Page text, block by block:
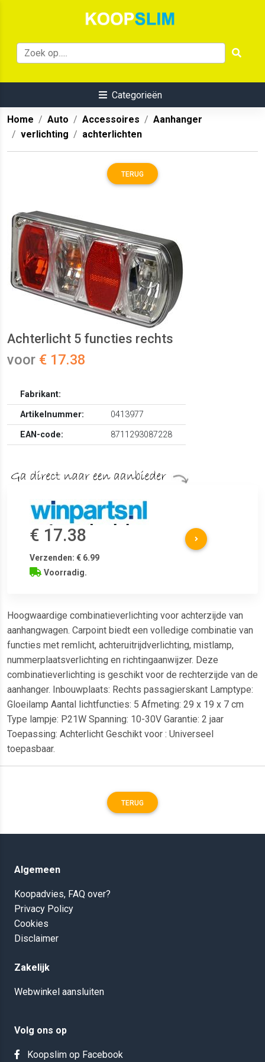
Categorieën
Home Auto Accessoires
Aanhanger
verlichting
achterlichten
TERUG
Achterlicht 5 functies rechts
voor € 17.38
Fabrikant:
Artikelnummer:
0413977
EAN-code:
8711293087228
€ 17.38
Verzenden: € 6.99
Voorradig.
Hoogwaardige combinatieverlichting voor achterzijde van
aanhangwagen. Carpoint biedt een volledige combinatie van
functies met remlicht, achteruitrijdverlichting, mistlamp,
nummerplaatsverlichting en richtingaanwijzer. Deze
combinatieverlichting is geschikt voor de rechterzijde van de
aanhanger. Inbouwplaats: Rechts passagierskant Lamptype:
Gloeilamp Aantal lichtfuncties: 5 Afmeting: 29 x 19 x 7 cm
Type lampje: P21W Spanning: 10-30V Garantie: 2 jaar
Toepassing: Achterlicht Geschikt voor : Universeel
toepasbaar.
TERUG
Algemeen
Koopadvies, FAQ over?
Privacy Policy
Cookies
Disclaimer
Zakelijk
Webwinkel aansluiten
Volg ons op
Koopslim op Facebook